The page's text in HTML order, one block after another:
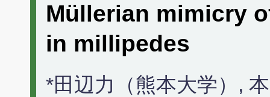
Müllerian mimicry
in millipedes
*田辺力（熊本大学）,